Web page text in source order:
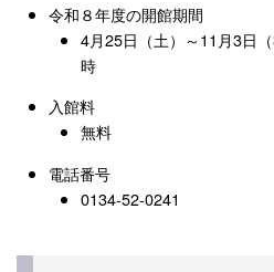
令和８年度の開館期間
4月25日（土）～11月3日
時
入館料
無料
電話番号
0134‐52‐0241